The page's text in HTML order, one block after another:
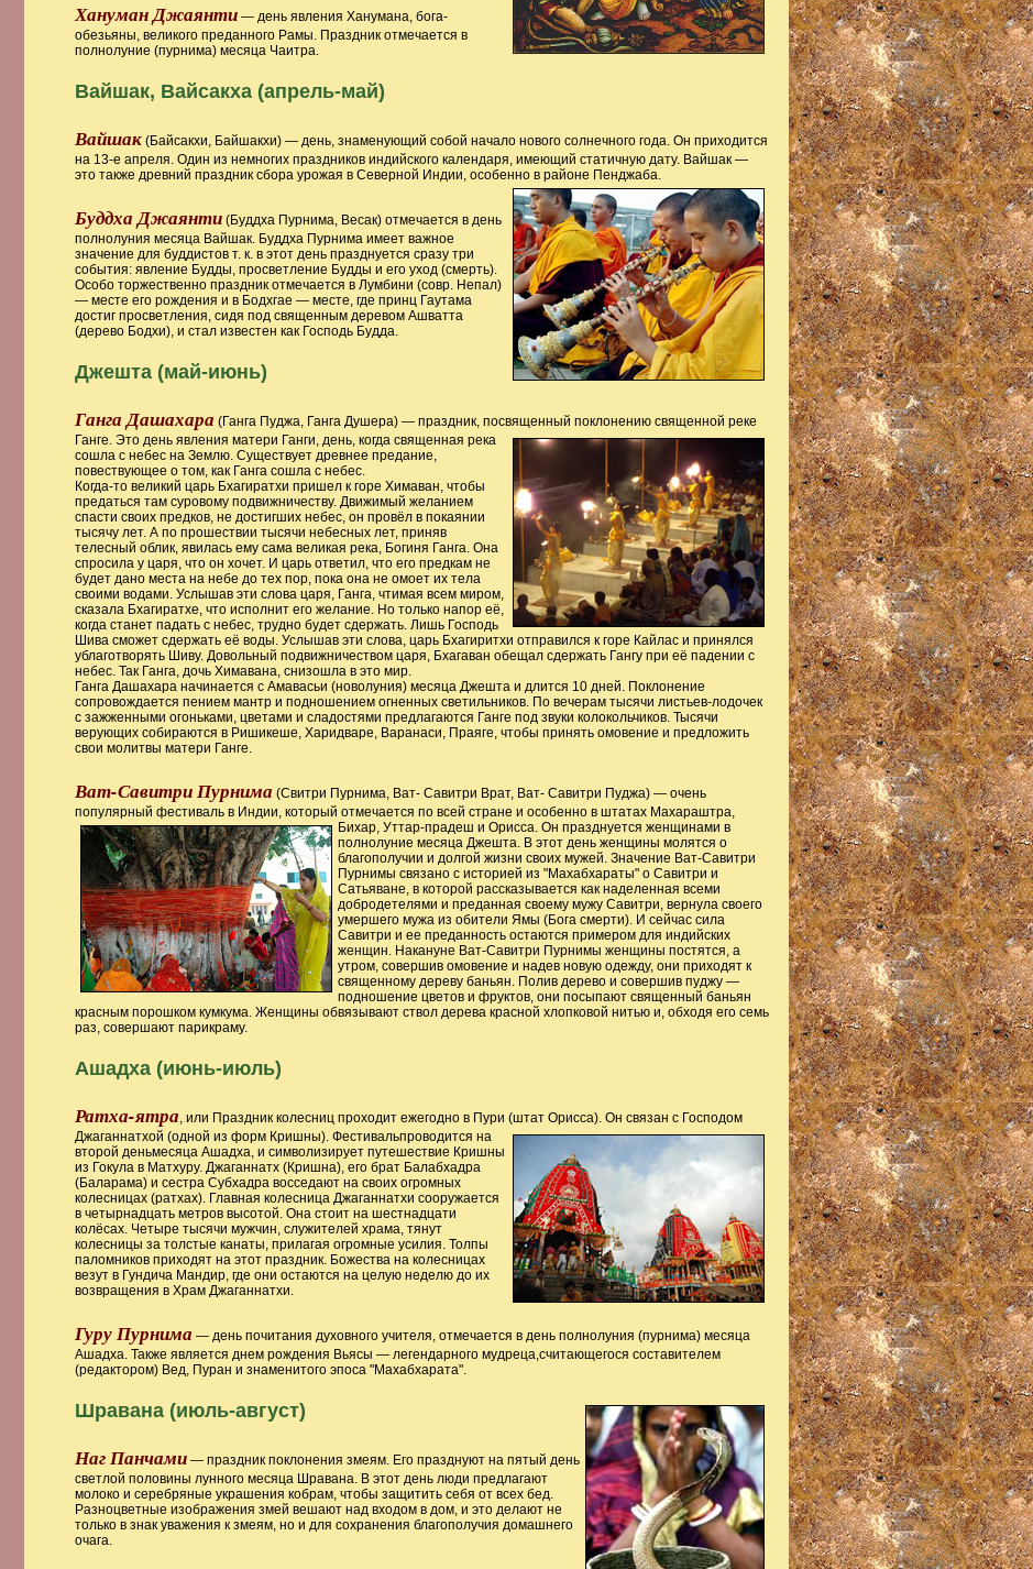
Хануман Джаянти— день явления Ханумана, бога-
обезьяны, великого преданного Рамы. Праздник отмечается в
полнолуние (пурнима) месяца Чаитра.
Вайшак, Вайсакха (апрель-май)
Вайшак(Байсакхи, Байшакхи) — день, знаменующий собой начало нового солнечного года. Он приходится
на 13-е апреля. Один из немногих праздников индийского календаря, имеющий статичную дату. Вайшак —
это также древний праздник сбора урожая в Северной Индии, особенно в районе Пенджаба.
Буддха Джаянти(Буддха Пурнима, Весак) отмечается в день
полнолуния месяца Вайшак. Буддха Пурнима имеет важное
значение для буддистов т. к. в этот день празднуется сразу три
события: явление Будды, просветление Будды и его уход (смерть).
Особо торжественно праздник отмечается в Лумбини (совр. Непал)
— месте его рождения и в Бодхгае — месте, где принц Гаутама
достиг просветления, сидя под священным деревом Ашватта
(дерево Бодхи), и стал известен как Господь Будда.
Джешта (май-июнь)
Ганга Дашахара (Ганга Пуджа, Ганга Душера) — праздник, посвященный поклонению священной реке
Ганге. Это день явления матери Ганги, день, когда священная река
сошла с небес на Землю. Существует древнее предание,
повествующее о том, как Ганга сошла с небес.
Когда-то великий царь Бхагиратхи пришел к горе Химаван, чтобы
предаться там суровому подвижничеству. Движимый желанием
спасти своих предков, не достигших небес, он провёл в покаянии
тысячу лет. А по прошествии тысячи небесных лет, приняв
телесный облик, явилась ему сама великая река, Богиня Ганга. Она
спросила у царя, что он хочет. И царь ответил, что его предкам не
будет дано места на небе до тех пор, пока она не омоет их тела
своими водами. Услышав эти слова царя, Ганга, чтимая всем миром,
сказала Бхагиратхе, что исполнит его желание. Но только напор её,
когда станет падать с небес, трудно будет сдержать. Лишь Господь
Шива сможет сдержать её воды. Услышав эти слова, царь Бхагиритхи отправился к горе Кайлас и принялся
ублаготворять Шиву. Довольный подвижничеством царя, Бхагаван обещал сдержать Гангу при её падении с
небес. Так Ганга, дочь Химавана, снизошла в это мир.
Ганга Дашахара начинается с Амавасьи (новолуния) месяца Джешта и длится 10 дней. Поклонение
сопровождается пением мантр и подношением огненных светильников. По вечерам тысячи листьев-лодочек
с зажженными огоньками, цветами и сладостями предлагаются Ганге под звуки колокольчиков. Тысячи
верующих собираются в Ришикеше, Харидваре, Варанаси, Праяге, чтобы принять омовение и предложить
свои молитвы матери Ганге.
Ват-Савитри Пурнима (Свитри Пурнима, Ват- Савитри Врат, Ват- Савитри Пуджа) — очень
популярный фестиваль в Индии, который отмечается по всей стране и особенно в штатах Махараштра,
Бихар, Уттар-прадеш и Орисса. Он празднуется женщинами в
полнолуние месяца Джешта. В этот день женщины молятся о
благополучии и долгой жизни своих мужей. Значение Ват-Савитри
Пурнимы связано с историей из "Махабхараты" о Савитри и
Сатьяване, в которой рассказывается как наделенная всеми
добродетелями и преданная своему мужу Савитри, вернула своего
умершего мужа из обители Ямы (Бога смерти). И сейчас сила
Савитри и ее преданность остаются примером для индийских
женщин. Накануне Ват-Савитри Пурнимы женщины постятся, а
утром, совершив омовение и надев новую одежду, они приходят к
священному дереву баньян. Полив дерево и совершив пуджу —
подношение цветов и фруктов, они посыпают священный баньян
красным порошком кумкума. Женщины обвязывают ствол дерева красной хлопковой нитью и, обходя его семь
раз, совершают парикраму.
Ашадха (июнь-июль)
Ратха-ятра, или Праздник колесниц проходит ежегодно в Пури (штат Орисса). Он связан с Господом
Джаганнатхой (одной из форм Кришны). Фестивальпроводится на
второй деньмесяца Ашадха, и символизирует путешествие Кришны
из Гокула в Матхуру. Джаганнатх (Кришна), его брат Балабхадра
(Баларама) и сестра Субхадра восседают на своих огромных
колесницах (ратхах). Главная колесница Джаганнатхи сооружается
в четырнадцать метров высотой. Она стоит на шестнадцати
колёсах. Четыре тысячи мужчин, служителей храма, тянут
колесницы за толстые канаты, прилагая огромные усилия. Толпы
паломников приходят на этот праздник. Божества на колесницах
везут в Гундича Мандир, где они остаются на целую неделю до их
возвращения в Храм Джаганнатхи.
Гуру Пурнима — день почитания духовного учителя, отмечается в день полнолуния (пурнима) месяца
Ашадха. Также является днем рождения Вьясы — легендарного мудреца,считающегося составителем
(редактором) Вед, Пуран и знаменитого эпоса "Махабхарата".
Шравана (июль-август)
Наг Панчами— праздник поклонения змеям. Его празднуют на пятый день
светлой половины лунного месяца Шравана. В этот день люди предлагают
молоко и серебряные украшения кобрам, чтобы защитить себя от всех бед.
Разноцветные изображения змей вешают над входом в дом, и это делают не
только в знак уважения к змеям, но и для сохранения благополучия домашнего
очага.